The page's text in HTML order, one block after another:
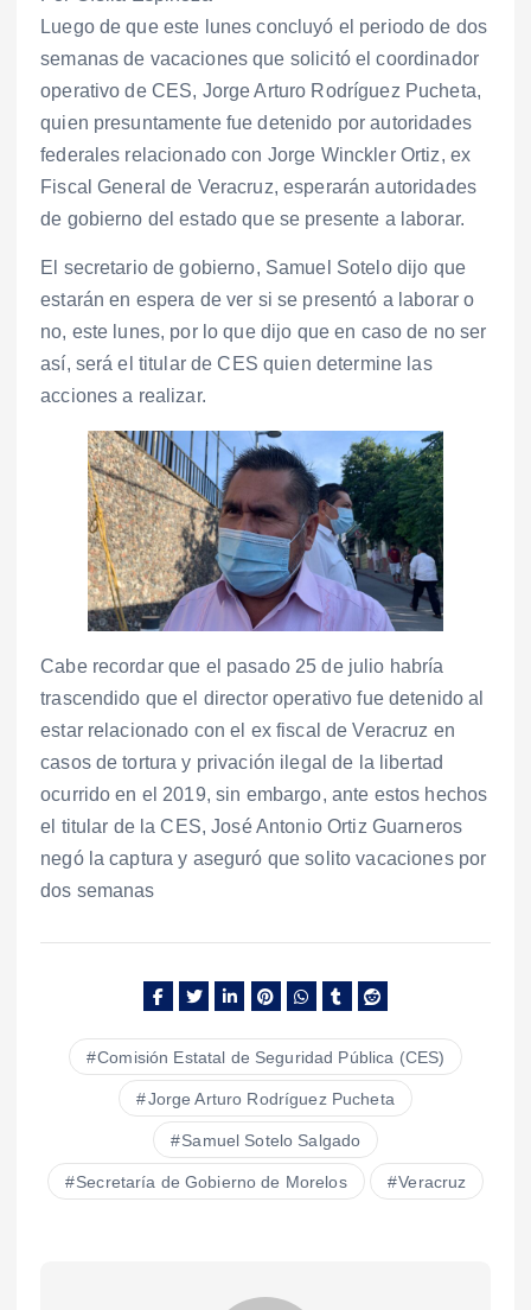
Luego de que este lunes concluyó el periodo de dos
semanas de vacaciones que solicitó el coordinador
operativo de CES, Jorge Arturo Rodríguez Pucheta,
quien presuntamente fue detenido por autoridades
federales relacionado con Jorge Winckler Ortiz, ex
Fiscal General de Veracruz, esperarán autoridades
de gobierno del estado que se presente a laborar.
El secretario de gobierno, Samuel Sotelo dijo que
estarán en espera de ver si se presentó a laborar o
no, este lunes, por lo que dijo que en caso de no ser
así, será el titular de CES quien determine las
acciones a realizar.
Cabe recordar que el pasado 25 de julio habría
trascendido que el director operativo fue detenido al
estar relacionado con el ex fiscal de Veracruz en
casos de tortura y privación ilegal de la libertad
ocurrido en el 2019, sin embargo, ante estos hechos
el titular de la CES, José Antonio Ortiz Guarneros
negó la captura y aseguró que solito vacaciones por
dos semanas
Comisión Estatal de Seguridad Pública (CES)
Jorge Arturo Rodríguez Pucheta
Samuel Sotelo Salgado
Secretaría de Gobierno de Morelos Veracruz